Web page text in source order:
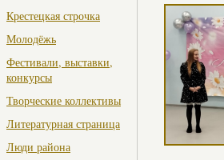
Крестецкая строчка
Молодёжь
Фестивали, выставки,
конкурсы
Творческие коллективы
Литературная страница
Люди района